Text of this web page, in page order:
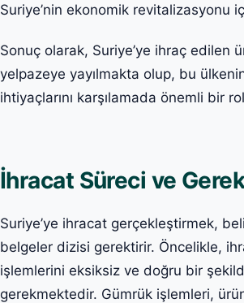
Suriye’nin ekonomik revitalizasyonu
Sonuç olarak, Suriye’ye ihraç edilen
yelpazeye yayılmakta olup, bu
ihtiyaçlarını karşılamada önemli bir
İhracat Süreci ve
Suriye’ye ihracat gerçekleştirmek,
belgeler dizisi gerektirir. Öncelikle,
işlemlerini eksiksiz ve doğru bir
gerekmektedir. Gümrük işlemleri,